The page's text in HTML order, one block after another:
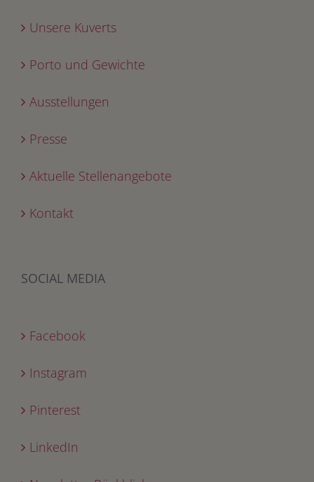
Unsere Kuverts
Porto und Gewichte
Ausstellungen
Presse
Aktuelle Stellenangebote
Kontakt
SOCIAL MEDIA
Facebook
Instagram
Pinterest
LinkedIn